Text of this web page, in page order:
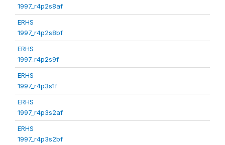
1997_r4p2s8af
ERHS
1997_r4p2s8bf
ERHS
1997_r4p2s9f
ERHS
1997_r4p3s1f
ERHS
1997_r4p3s2af
ERHS
1997_r4p3s2bf